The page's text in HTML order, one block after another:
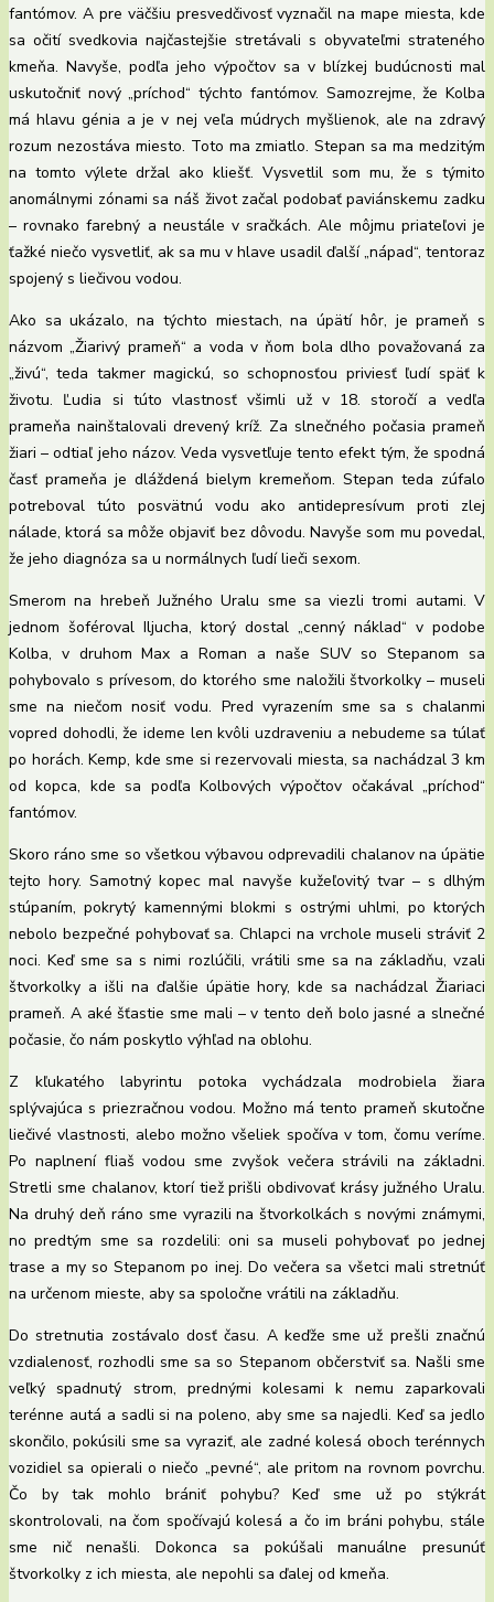
fantómov. A pre väčšiu presvedčivosť vyznačil na mape miesta, kde
sa očití svedkovia najčastejšie stretávali s obyvateľmi strateného
kmeňa. Navyše, podľa jeho výpočtov sa v blízkej budúcnosti mal
uskutočniť nový „príchod“ týchto fantómov. Samozrejme, že Kolba
má hlavu génia a je v nej veľa múdrych myšlienok, ale na zdravý
rozum nezostáva miesto. Toto ma zmiatlo. Stepan sa ma medzitým
na tomto výlete držal ako kliešť. Vysvetlil som mu, že s týmito
anomálnymi zónami sa náš život začal podobať paviánskemu zadku
– rovnako farebný a neustále v sračkách. Ale môjmu priateľovi je
ťažké niečo vysvetliť, ak sa mu v hlave usadil ďalší „nápad“, tentoraz
spojený s liečivou vodou.
Ako sa ukázalo, na týchto miestach, na úpätí hôr, je prameň s
názvom „Žiarivý prameň“ a voda v ňom bola dlho považovaná za
„živú“, teda takmer magickú, so schopnosťou priviesť ľudí späť k
životu. Ľudia si túto vlastnosť všimli už v 18. storočí a vedľa
prameňa nainštalovali drevený kríž. Za slnečného počasia prameň
žiari – odtiaľ jeho názov. Veda vysvetľuje tento efekt tým, že spodná
časť prameňa je dláždená bielym kremeňom. Stepan teda zúfalo
potreboval túto posvätnú vodu ako antidepresívum proti zlej
nálade, ktorá sa môže objaviť bez dôvodu. Navyše som mu povedal,
že jeho diagnóza sa u normálnych ľudí lieči sexom.
Smerom na hrebeň Južného Uralu sme sa viezli tromi autami. V
jednom šoféroval Iljucha, ktorý dostal „cenný náklad“ v podobe
Kolba, v druhom Max a Roman a naše SUV so Stepanom sa
pohybovalo s prívesom, do ktorého sme naložili štvorkolky – museli
sme na niečom nosiť vodu. Pred vyrazením sme sa s chalanmi
vopred dohodli, že ideme len kvôli uzdraveniu a nebudeme sa túlať
po horách. Kemp, kde sme si rezervovali miesta, sa nachádzal 3 km
od kopca, kde sa podľa Kolbových výpočtov očakával „príchod“
fantómov.
Skoro ráno sme so všetkou výbavou odprevadili chalanov na úpätie
tejto hory. Samotný kopec mal navyše kužeľovitý tvar – s dlhým
stúpaním, pokrytý kamennými blokmi s ostrými uhlmi, po ktorých
nebolo bezpečné pohybovať sa. Chlapci na vrchole museli stráviť 2
noci. Keď sme sa s nimi rozlúčili, vrátili sme sa na základňu, vzali
štvorkolky a išli na ďalšie úpätie hory, kde sa nachádzal Žiariaci
prameň. A aké šťastie sme mali – v tento deň bolo jasné a slnečné
počasie, čo nám poskytlo výhľad na oblohu.
Z kľukatého labyrintu potoka vychádzala modrobiela žiara
splývajúca s priezračnou vodou. Možno má tento prameň skutočne
liečivé vlastnosti, alebo možno všeliek spočíva v tom, čomu veríme.
Po naplnení fliaš vodou sme zvyšok večera strávili na základni.
Stretli sme chalanov, ktorí tiež prišli obdivovať krásy južného Uralu.
Na druhý deň ráno sme vyrazili na štvorkolkách s novými známymi,
no predtým sme sa rozdelili: oni sa museli pohybovať po jednej
trase a my so Stepanom po inej. Do večera sa všetci mali stretnúť
na určenom mieste, aby sa spoločne vrátili na základňu.
Do stretnutia zostávalo dosť času. A keďže sme už prešli značnú
vzdialenosť, rozhodli sme sa so Stepanom občerstviť sa. Našli sme
veľký spadnutý strom, prednými kolesami k nemu zaparkovali
terénne autá a sadli si na poleno, aby sme sa najedli. Keď sa jedlo
skončilo, pokúsili sme sa vyraziť, ale zadné kolesá oboch terénnych
vozidiel sa opierali o niečo „pevné“, ale pritom na rovnom povrchu.
Čo by tak mohlo brániť pohybu? Keď sme už po stýkrát
skontrolovali, na čom spočívajú kolesá a čo im bráni pohybu, stále
sme nič nenašli. Dokonca sa pokúšali manuálne presunúť
štvorkolky z ich miesta, ale nepohli sa ďalej od kmeňa.